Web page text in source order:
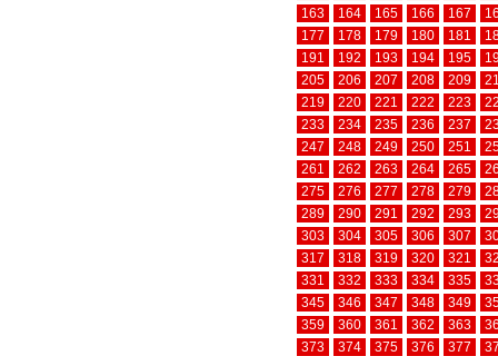
163
164 165 166 167
177
178 179 180 181
191
192 193 194 195
205
206 207 208 209
219
220 221 222 223
233
234 235 236 237
247
248 249 250 251
261
262 263 264 265
275
276 277 278 279
289
290 291 292 293
303
304 305 306 307
317
318 319 320 321
331
332 333 334 335
345
346 347 348 349
359
360 361 362 363
373
374 375 376 377